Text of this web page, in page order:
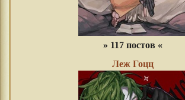
» 117 постов «
Леж Гоцц